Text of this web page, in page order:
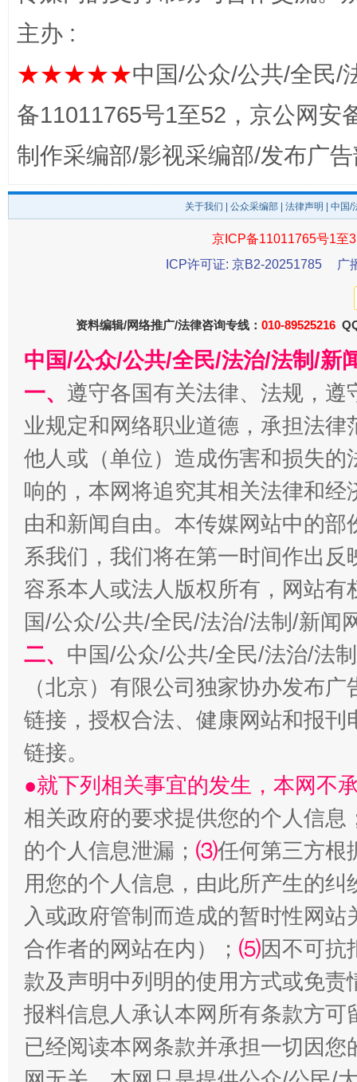
东山县通报“牛蛙产品抗生素超标问题” 法
千年窑火 生生不息 一
全民健身五年计划来了！等你上场
主办 :
★★★★★中国/公众/公共/全民/
备11011765号1至52，京公网安
制作采编部/影视采编部/发布广
关于我们 公众采编部 法律声明 | 中国
京ICP备11011765号1至
ICP许可证: 京B2-20251785
广
资料编辑/网络推广/法律咨询专线： 010-89525216
中国/公众/公共/全民/法治/法制/新
一、 遵守各国有关法律、法规，
业规定和网络职业道德，承担法
他人或（单位）造成伤害和损失
响的，本网将追究其相关法律和
由和新闻自由。本传媒网站中的
系我们，我们将在第一时间作出
容系本人或法人版权所有，网站
国/公众/公共/全民/法治/法制/新闻
二、 中国/公众/公共/全民/法治/法
（北京）有限公司独家协办发布
链接，授权合法、健康网站和报
链接。
●就下列相关事宜的发生，本网不
相关政府的要求提供您的个人信息
的个人信息泄漏； ⑶任何第三方根
用您的个人信息，由此所产生的纠
入或政府管制而造成的暂时性网
合作者的网站在内）； ⑸因不可抗
款及声明中列明的使用方式或免责
报料信息人承认本网所有条款方
已经阅读本网条款并承担一切因